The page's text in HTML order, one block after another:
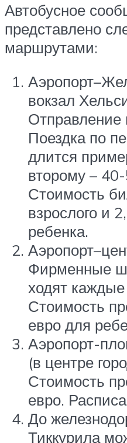
Автобусное
представлено
маршрутами:
вокзал
Поездка по
длится
второму –
Стоимость
взрослого и
ребенка.
Фирменные
ходят
Стоимость
евро для
Аэропорт-
(в центре
Стоимость
евро.
До
Тиккурила